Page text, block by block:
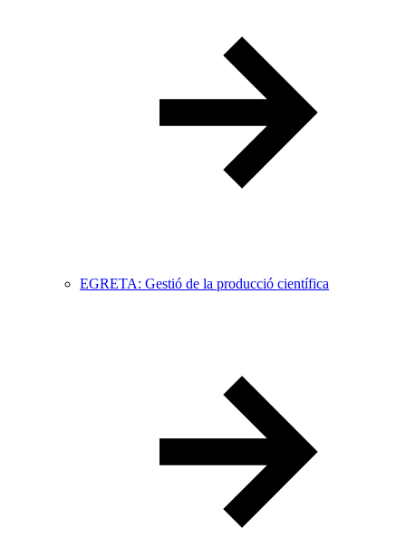
EGRETA: Gestió de la producció científica